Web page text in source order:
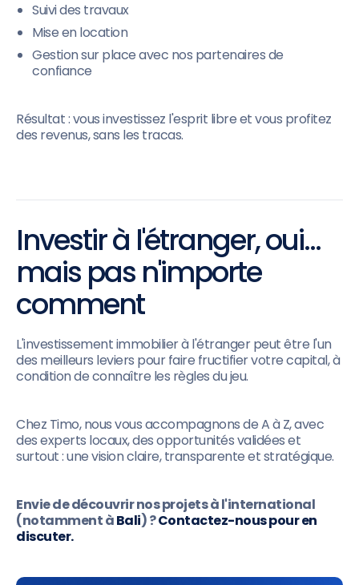
Suivi des travaux
Mise en location
Gestion sur place avec nos partenaires de
confiance
Résultat : vous investissez l'esprit libre et vous profitez
des revenus, sans les tracas.
Investir à l'étranger, oui…
mais pas n'importe
comment
L'investissement immobilier à l'étranger peut être l'un
des meilleurs leviers pour faire fructifier votre capital, à
condition de connaître les règles du jeu.
Chez Timo, nous vous accompagnons de A à Z, avec
des experts locaux, des opportunités validées et
surtout : une vision claire, transparente et stratégique.
Envie de découvrir nos projets à l'international
(notamment àBali) ?Contactez-nous pour en
discuter.